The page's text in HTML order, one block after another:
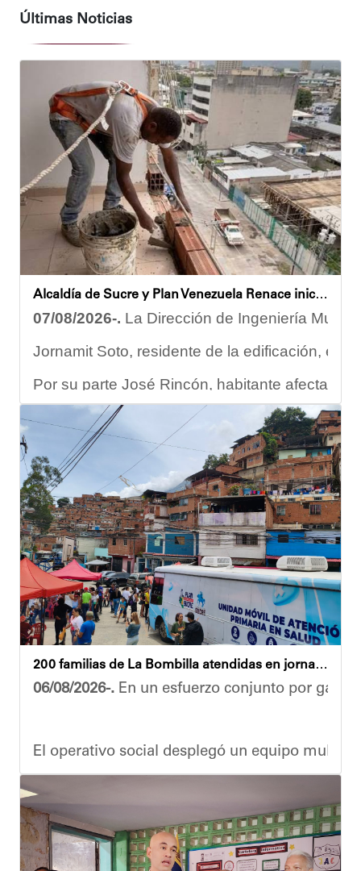
Últimas Noticias
Alcaldía de Sucre y Plan Venezuela Renace iniciaron demolición de fachadas en Residencias Los Dos Caminos
07/08/2026-. La Dirección de Ingeniería
Jornamit Soto, residente de la edificación,
Por su parte José Rincón, habitante afectado
“El proceso comenzó con una primera
Ante la emergencia, los vecinos del referido
Las cuadrillas de trabajo permanecen
Yois Coellar
200 familias de La Bombilla atendidas en jornada integral
06/08/2026-. En un esfuerzo conjunto por
El operativo social desplegó un equipo
Durante la actividad, los asistentes contaron